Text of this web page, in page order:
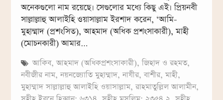
অনেকগুলো নাম রয়েছে। সেগুলোর মধ্যে কিছু এই। প্রিয়নবী
সাল্লাল্লাহু আলাইহি ওয়াসাল্লাম ইরশাদ করেন, ‘আমি-
মুহাম্মাদ (প্রশংসিত), আহমাদ (অধিক প্রশংসাকারী), মাহী
(মোচনকারী) আমার…
আকিব,আহমাদ (অধিকপ্রশংসাকারী),জিহাদ ও রহমত,
নবীজীর নাম,নয়নজ্যোতি মুহাম্মাদ,নাযীর,বাশীর,মাহী,
মুহাম্মাদ সাল্লাল্লাহু আলাইহি ওয়াসাল্লাম,রাহমাতুল্লিল আলামীন,